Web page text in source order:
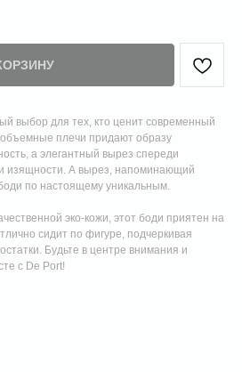
выбор для тех, кто ценит современный
плечи придают образу
а элегантный вырез спереди
изящности. А вырез, напоминающий
по настоящему уникальным.
эко-кожи, этот боди приятен на
сидит по фигуре, подчеркивая
Будьте в центре внимания и
с De Port!